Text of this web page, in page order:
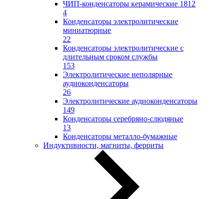
ЧИП-конденсаторы керамические 1812
4
Конденсаторы электролитические
миниатюрные
22
Конденсаторы электролитические с
длительным сроком службы
153
Электролитические неполярные
аудиоконденсаторы
26
Электролитические аудиоконденсаторы
149
Конденсаторы серебряно-слюдяные
13
Конденсаторы металло-бумажные
Индуктивности, магниты, ферриты